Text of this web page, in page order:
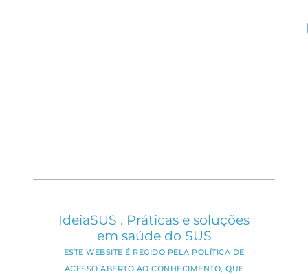
IdeiaSUS . Práticas e soluções
em saúde do SUS
ESTE WEBSITE É REGIDO PELA POLÍTICA DE
ACESSO ABERTO AO CONHECIMENTO, QUE